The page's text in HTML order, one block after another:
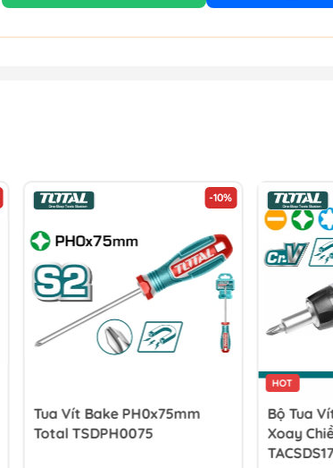
-10%
Tua Vít Bake PH0x75mm
Total TSDPH0075
HOT
Bộ Tua
Xoay